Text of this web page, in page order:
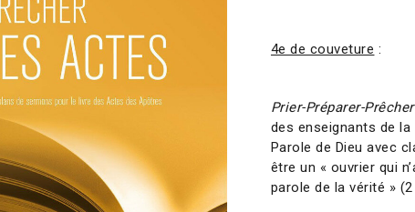
4e de couveture :
Prier-Préparer-Prêcher
des enseignants de
Parole de Dieu avec
être un « ouvrier qui
parole de la vérité »